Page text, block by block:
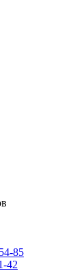
85
42